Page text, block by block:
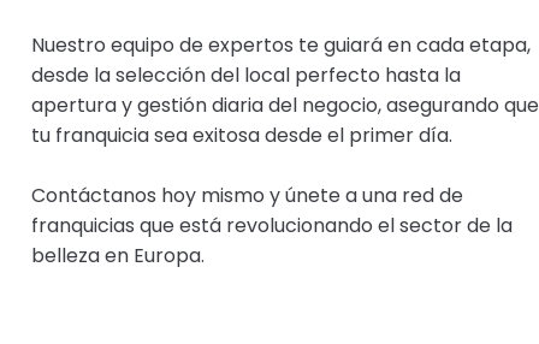
Nuestro equipo de expertos te guiará en cada etapa,
desde la selección del local perfecto hasta la
apertura y gestión diaria del negocio, asegurando que
tu franquicia sea exitosa desde el primer día.
Contáctanos hoy mismo y únete a una red de
franquicias que está revolucionando el sector de la
belleza en Europa.